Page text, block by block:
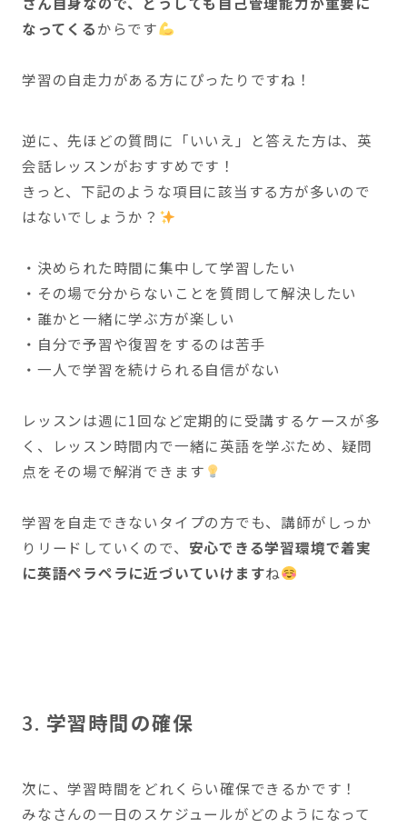
なってくるからです
学習の自走力がある方にぴったりですね！
逆に、先ほどの質問に「いいえ」と答えた方は、英
会話レッスンがおすすめです！
きっと、下記のような項目に該当する方が多いので
はないでしょうか？
・決められた時間に集中して学習したい
・その場で分からないことを質問して解決したい
・誰かと一緒に学ぶ方が楽しい
・自分で予習や復習をするのは苦手
・一人で学習を続けられる自信がない
レッスンは週に1回など定期的に受講するケースが多
く、レッスン時間内で一緒に英語を学ぶため、疑問
点をその場で解消できます
学習を自走できないタイプの方でも、講師がしっか
りリードしていくので、 安心できる学習環境で着実
に英語ペラペラに近づいていけますね
3.学習時間の確保
次に、学習時間をどれくらい確保できるかです！
みなさんの一日のスケジュールがどのようになって